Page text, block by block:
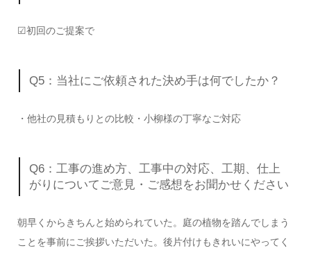
☑初回のご提案で
Q5：当社にご依頼された決め手は何でしたか？
・他社の見積もりとの比較・小柳様の丁寧なご対応
Q6：工事の進め方、工事中の対応、工期、仕上
がりについてご意見・ご感想をお聞かせください
朝早くからきちんと始められていた。庭の植物を踏んでしまう
ことを事前にご挨拶いただいた。後片付けもきれいにやってく